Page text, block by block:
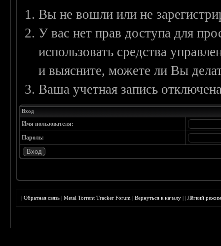
Вы не вошли или не
У вас нет прав доступа для
использовать средства
и выясните, можете ли Вы
Ваша учетная запись
Вход
Имя пользователя:
Пароль:
|Обратная связь |Metal Torrent Tracker Forum |Вернуться к началу ||Лёгкий